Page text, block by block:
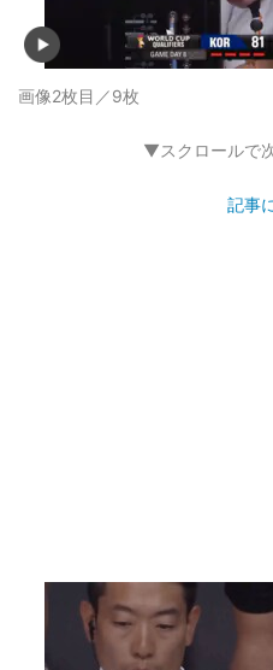
画像2枚目／9枚
▼スクロールで
記事